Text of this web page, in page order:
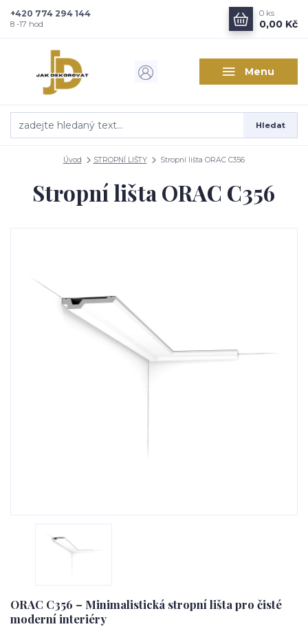
Menu
Hledat
+420 774 294 144
8 -17 hod
0 ks
0,00 Kč
Úvod STROPNÍ LIŠTY Stropní lišta ORAC C356
Stropní lišta ORAC C356
ORAC C356 – Minimalistická stropní lišta pro čisté
moderní interiéry
Zajímá vás, co nového v
Kam poslat informaci o novinkách v interiérovém designu?